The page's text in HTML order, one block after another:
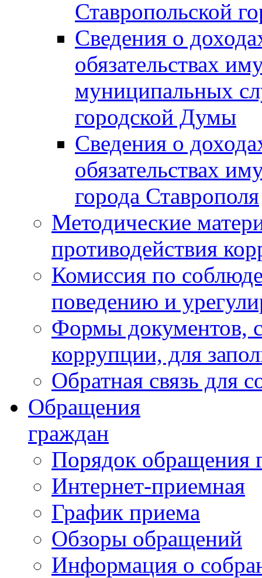
Ставропольской
Сведения о
обязательствах
муниципальных
городской Думы
Сведения о
обязательствах
города Ставрополя
Методические
противодействия
Комиссия по
поведению и
Формы документов,
коррупции, для
Обратная связь для
Обращения
граждан
Порядок обращения
Интернет-приемная
График приема
Обзоры обращений
Информация о